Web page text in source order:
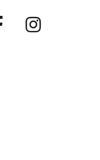
Facebook